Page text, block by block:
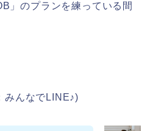
」のプランを練っている間
みんなで LINE♪)